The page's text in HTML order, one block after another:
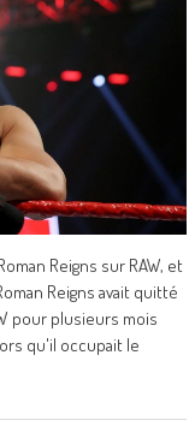
Reigns sur RAW, et
Reigns avait quitté
pour plusieurs mois
qu'il occupait le